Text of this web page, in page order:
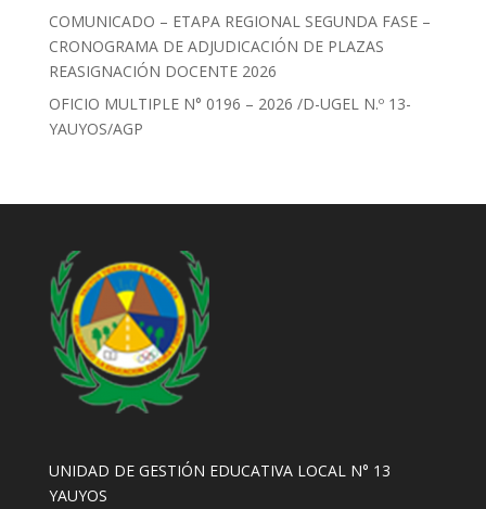
COMUNICADO – ETAPA REGIONAL SEGUNDA FASE –
CRONOGRAMA DE ADJUDICACIÓN DE PLAZAS
REASIGNACIÓN DOCENTE 2026
OFICIO MULTIPLE N° 0196 – 2026 /D-UGEL N.º 13-
YAUYOS/AGP
UNIDAD DE GESTIÓN EDUCATIVA LOCAL N° 13
YAUYOS